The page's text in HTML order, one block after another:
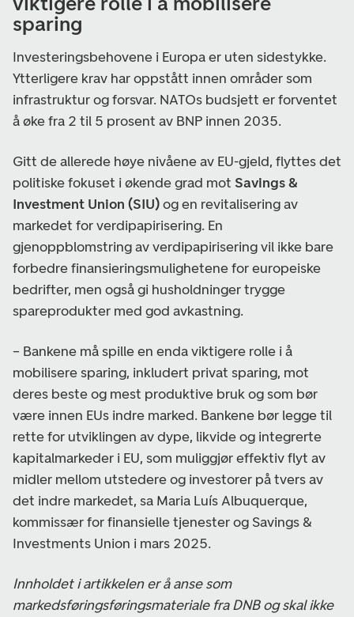
sparing
Investeringsbehovene i Europa er uten sidestykke.
Ytterligere krav har oppstått innen områder som
infrastruktur og forsvar. NATOs budsjett er forventet
å øke fra 2 til 5 prosent av BNP innen 2035.
Gitt de allerede høye nivåene av EU-gjeld, flyttes det
politiske fokuset i økende grad mot Savings &
Investment Union (SIU)og en revitalisering av
markedet for verdipapirisering. En
gjenoppblomstring av verdipapirisering vil ikke bare
forbedre finansieringsmulighetene for europeiske
bedrifter, men også gi husholdninger trygge
spareprodukter med god avkastning.
– Bankene må spille en enda viktigere rolle i å
mobilisere sparing, inkludert privat sparing, mot
deres beste og mest produktive bruk og som bør
være innen EUs indre marked. Bankene bør legge til
rette for utviklingen av dype, likvide og integrerte
kapitalmarkeder i EU, som muliggjør effektiv flyt av
midler mellom utstedere og investorer på tvers av
det indre markedet, sa Maria Luís Albuquerque,
kommissær for finansielle tjenester og Savings &
Investments Union i mars 2025.
Innholdet i artikkelen er å anse som
markedsføringsføringsmateriale fra DNB og skal ikke